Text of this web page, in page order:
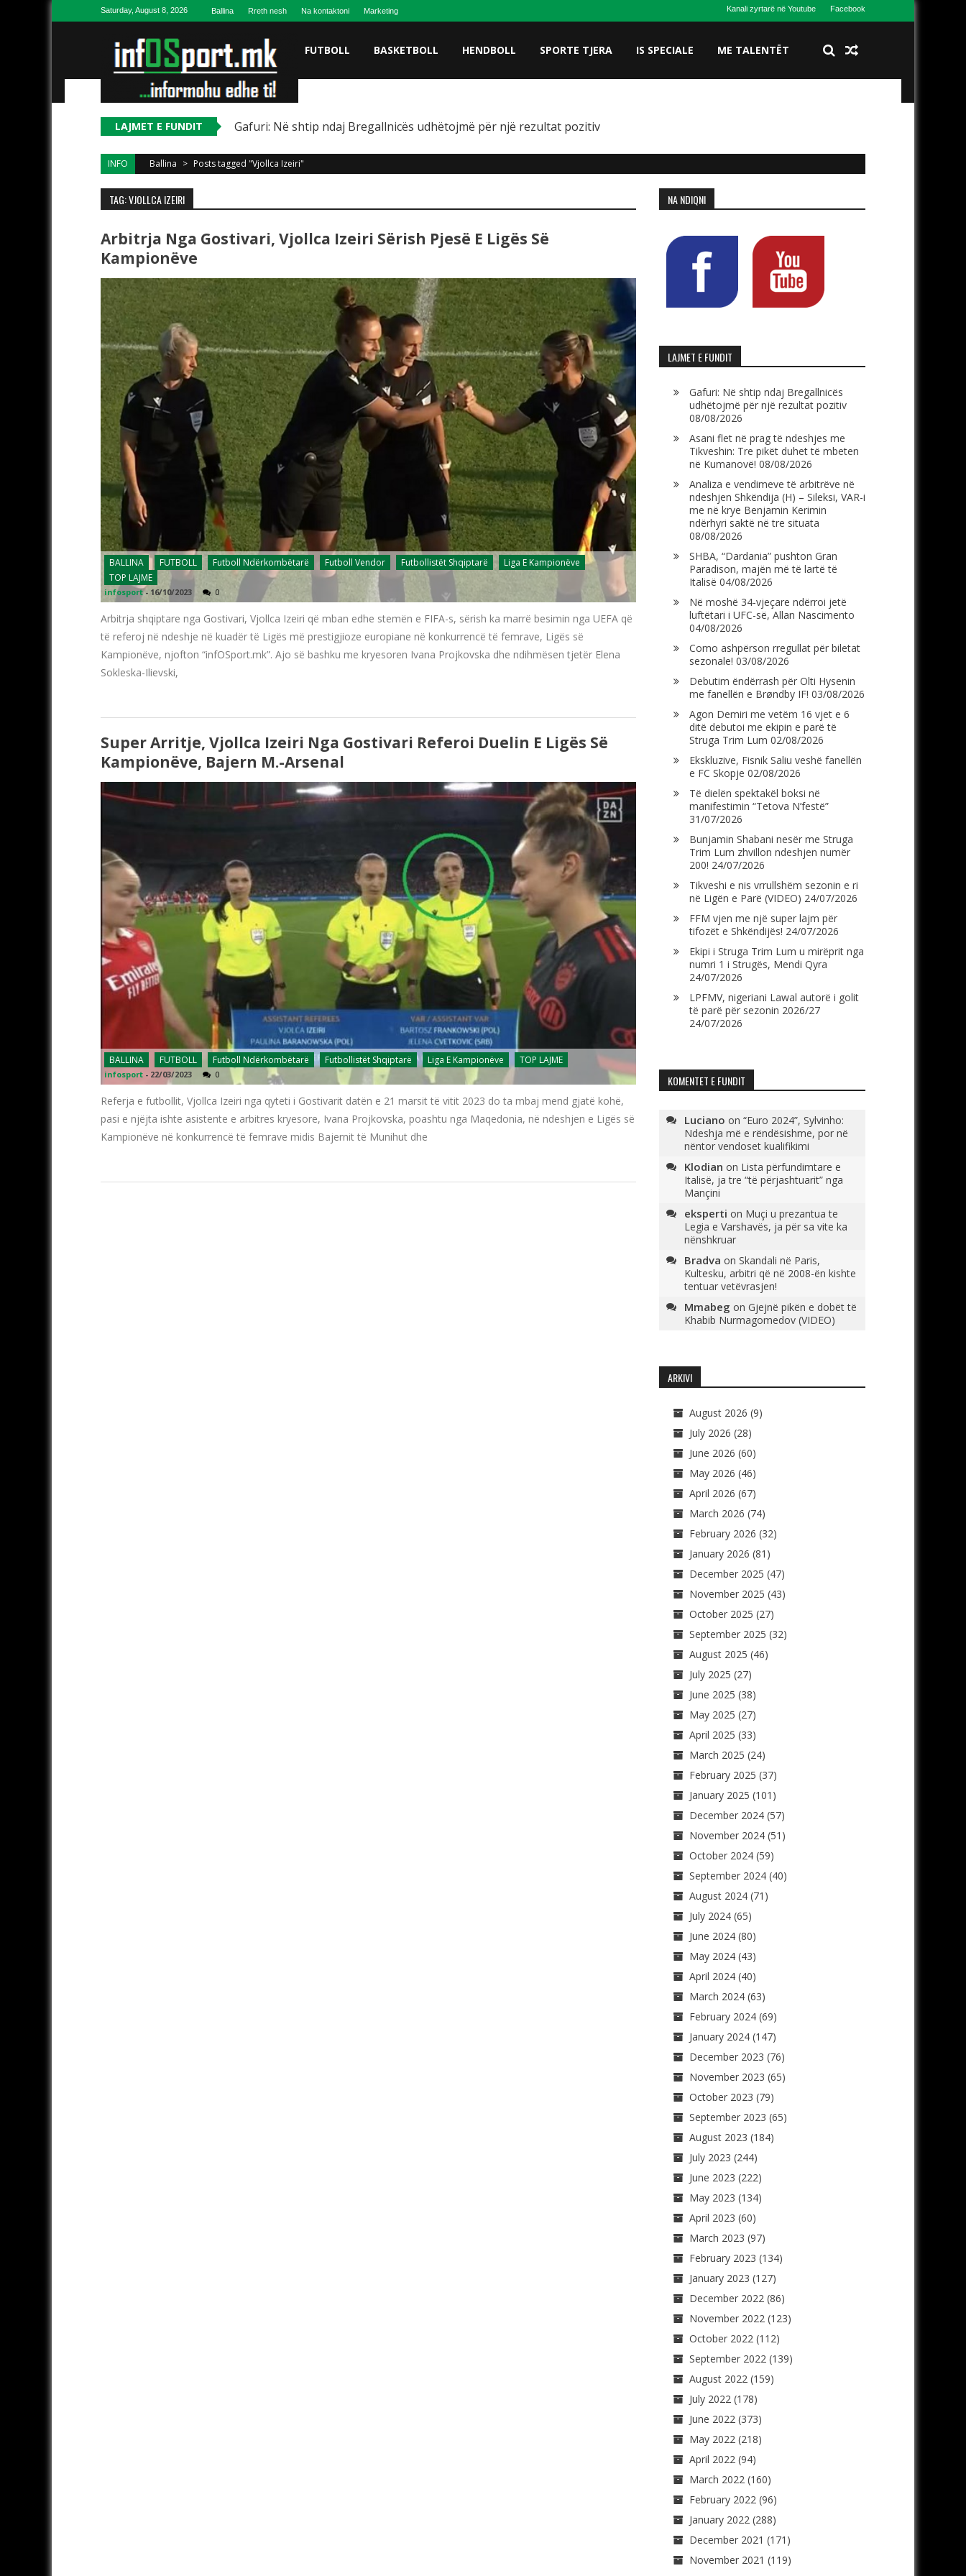
Skip to contentSaturday, August 8, 2026 Ballina Rreth nesh Na kontaktoni Marketing Kanali zyrtarë në Youtube Facebook
FUTBOLL BASKETBOLL HENDBOLL SPORTE TJERA IS SPECIALE ME TALENTËT
LAJMET E FUNDIT Gafuri: Në shtip ndaj Bregallnicës udhëtojmë për një rezultat pozitiv
INFO Ballina > Posts tagged "Vjollca Izeiri"
TAG: VJOLLCA IZEIRI
Arbitrja Nga Gostivari, Vjollca Izeiri Sërish Pjesë E Ligës Së
Kampionëve
BALLINA FUTBOLL Futboll Ndërkombëtarë Futboll Vendor Futbollistët Shqiptarë
Liga E Kampionëve
TOP LAJME
infosport - 16/10/2023 0
Arbitrja shqiptare nga Gostivari, Vjollca Izeiri që mban edhe stemën e FIFA-s, sërish ka marrë besimin nga UEFA që
të referoj në ndeshje në kuadër të Ligës më prestigjioze europiane në konkurrencë të femrave, Ligës së
Kampionëve, njofton “infOSport.mk”. Ajo së bashku me kryesoren Ivana Projkovska dhe ndihmësen tjetër Elena
Sokleska-Ilievski,
Super Arritje, Vjollca Izeiri Nga Gostivari Referoi Duelin E Ligës Së
Kampionëve, Bajern M.-Arsenal
BALLINA FUTBOLL Futboll Ndërkombëtarë Futbollistët Shqiptarë Liga E Kampionëve TOP LAJME
infosport - 22/03/2023 0
Referja e futbollit, Vjollca Izeiri nga qyteti i Gostivarit datën e 21 marsit të vitit 2023 do ta mbaj mend gjatë kohë,
pasi e njëjta ishte asistente e arbitres kryesore, Ivana Projkovska, poashtu nga Maqedonia, në ndeshjen e Ligës së
Kampionëve në konkurrencë të femrave midis Bajernit të Munihut dhe
NA NDIQNI
LAJMET E FUNDIT
Gafuri: Në shtip ndaj Bregallnicës
udhëtojmë për një rezultat pozitiv
08/08/2026
Asani flet në prag të ndeshjes me
Tikveshin: Tre pikët duhet të mbeten
në Kumanovë! 08/08/2026
Analiza e vendimeve të arbitrëve në
ndeshjen Shkëndija (H) – Sileksi, VAR-i
me në krye Benjamin Kerimin
ndërhyri saktë në tre situata
08/08/2026
SHBA, “Dardania” pushton Gran
Paradison, majën më të lartë të
Italisë 04/08/2026
Në moshë 34-vjeçare ndërroi jetë
luftëtari i UFC-së, Allan Nascimento
04/08/2026
Como ashpërson rregullat për biletat
sezonale! 03/08/2026
Debutim ëndërrash për Olti Hysenin
me fanellën e Brøndby IF! 03/08/2026
Agon Demiri me vetëm 16 vjet e 6
ditë debutoi me ekipin e parë të
Struga Trim Lum 02/08/2026
Ekskluzive, Fisnik Saliu veshë fanellën
e FC Skopje 02/08/2026
Të dielën spektakël boksi në
manifestimin “Tetova N’festë”
31/07/2026
Bunjamin Shabani nesër me Struga
Trim Lum zhvillon ndeshjen numër
200! 24/07/2026
Tikveshi e nis vrrullshëm sezonin e ri
në Ligën e Parë (VIDEO) 24/07/2026
FFM vjen me një super lajm për
tifozët e Shkëndijës! 24/07/2026
Ekipi i Struga Trim Lum u mirëprit nga
numri 1 i Strugës, Mendi Qyra
24/07/2026
LPFMV, nigeriani Lawal autorë i golit
të parë për sezonin 2026/27
24/07/2026
KOMENTET E FUNDIT
Luciano on “Euro 2024”, Sylvinho:
Ndeshja më e rëndësishme, por në
nëntor vendoset kualifikimi
Klodian on Lista përfundimtare e
Italisë, ja tre “të përjashtuarit” nga
Mançini
eksperti on Muçi u prezantua te
Legia e Varshavës, ja për sa vite ka
nënshkruar
Bradva on Skandali në Paris,
Kultesku, arbitri që në 2008-ën kishte
tentuar vetëvrasjen!
Mmabeg on Gjejnë pikën e dobët të
Khabib Nurmagomedov (VIDEO)
ARKIVI
August 2026 (9)
July 2026 (28)
June 2026 (60)
May 2026 (46)
April 2026 (67)
March 2026 (74)
February 2026 (32)
January 2026 (81)
December 2025 (47)
November 2025 (43)
October 2025 (27)
September 2025 (32)
August 2025 (46)
July 2025 (27)
June 2025 (38)
May 2025 (27)
April 2025 (33)
March 2025 (24)
February 2025 (37)
January 2025 (101)
December 2024(57)
November 2024(51)
October 2024(59)
September 2024(40)
August 2024(71)
July 2024(65)
June 2024(80)
May 2024(43)
April 2024(40)
March 2024(63)
February 2024(69)
January 2024(147)
December 2023 (76)
November 2023 (65)
October 2023 (79)
September 2023 (65)
August 2023 (184)
July 2023 (244)
June 2023 (222)
May 2023 (134)
April 2023 (60)
March 2023 (97)
February 2023 (134)
January 2023 (127)
December 2022(86)
November 2022(123)
October 2022(112)
September 2022(139)
August 2022(159)
July 2022(178)
June 2022(373)
May 2022(218)
April 2022(94)
March 2022(160)
February 2022(96)
January 2022(288)
December 2021 (171)
November 2021 (119)